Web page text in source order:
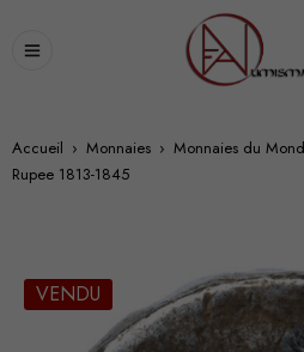
Accueil › Monnaies › Monnaies du
Rupee 1813-1845
VENDU